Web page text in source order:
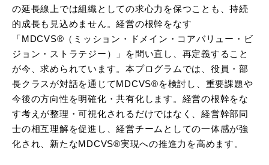
の延長線上では組織としての求心力を保つことも、持続
的成長も見込めません。経営の根幹をなす
「MDCVS®（ミッション・ドメイン・コアバリュー・ビ
ジョン・ストラテジー）」を問い直し、再定義すること
が今、求められています。本プログラムでは、役員・部
長クラスが対話を通じてMDCVS®を検討し、重要課題や
今後の方向性を明確化・共有化します。経営の根幹をな
す考えが整理・可視化されるだけではなく、経営幹部同
士の相互理解を促進し、経営チームとしての一体感が強
化され、新たなMDCVS®実現への推進力を高めます。